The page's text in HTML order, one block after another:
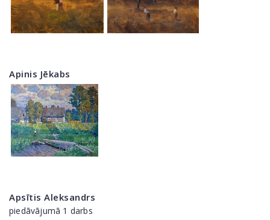
Apinis Jēkabs
Apsītis Aleksandrs
piedāvājumā 1 darbs